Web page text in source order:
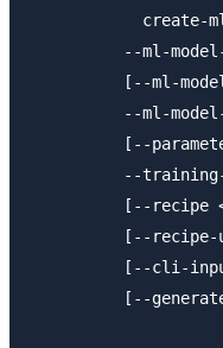
create-
--ml-
[--ml-
--ml-
[--
--
[--recipe
[--recipe-
[--cli-
[--